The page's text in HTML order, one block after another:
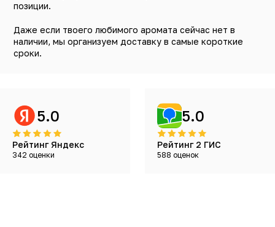
позиции.
Даже если твоего любимого аромата сейчас нет в
наличии, мы организуем доставку в самые короткие
сроки.
5.0
Рейтинг Яндекс
342 оценки
5.0
Рейтинг 2 ГИС
588 оценок